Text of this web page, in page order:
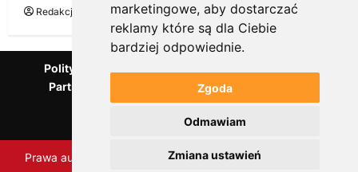
marketingowe, aby dostarczać
reklamy które są dla Ciebie
bardziej odpowiednie.
Zgoda
Odmawiam
Zmiana ustawień
Redakcja KnowMore.pl 20 marca, 2026 0
Polityka Prywatności
Partnerzy Mentora.pl
Słownik marketingowy
Blog o przedsiębiorczości
Agencja marketingowa Scorise
Prawa autorskie Scorise Agency Sp. z o.o. Wszelkie prawa